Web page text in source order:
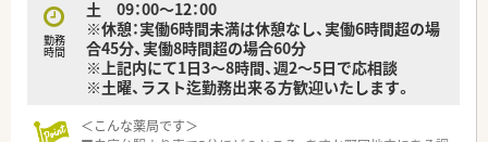
■医療（薬局経営）と福祉事業の2つの柱で成り立っている会社で
す。
高齢者社会に求められる介護用品の販売、リース、グループの
建設会社と連携した介護用住宅の建設、
リフォーム、医薬品だけではなく、各方面から患者様をサポー
■残業月平均5時間。本社においても残業管理を徹底、ノー残業
勤務
時間
土 09：00～12：00
※休憩：実働6時間未満は休憩なし、実働6時間超の場
合45分、実働8時間超の場合60分
※上記内にて1日3～8時間、週2～5日で応相談
※土曜、ラスト迄勤務出来る方歓迎いたします。
＜こんな薬局です＞